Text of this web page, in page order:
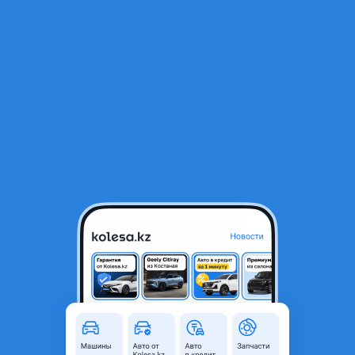
Радиаторы на печку
Алматы, Алматинская